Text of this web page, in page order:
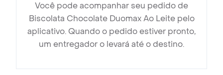
Você pode acompanhar seu pedido de
Biscolata Chocolate Duomax Ao Leite pelo
aplicativo. Quando o pedido estiver pronto,
um entregador o levará até o destino.